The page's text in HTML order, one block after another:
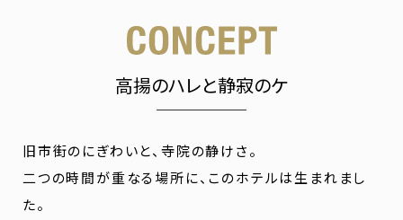
高揚のハレと静寂のケ
旧市街のにぎわいと、寺院の静けさ。
二つの時間が重なる場所に、このホテルは生まれまし
た。